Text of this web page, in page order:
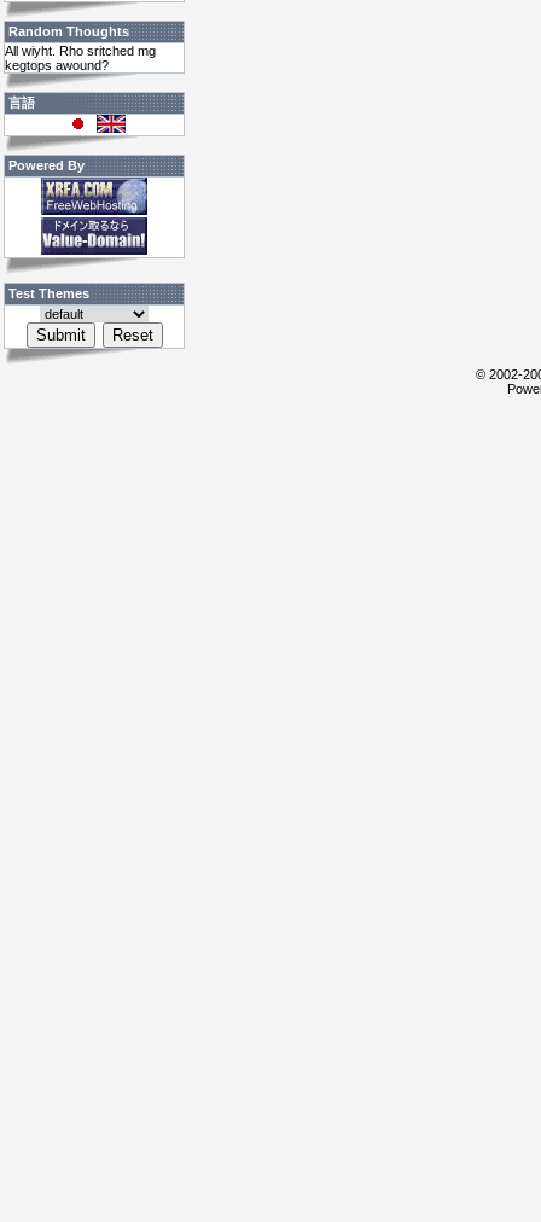
Random Thoughts
All wiyht. Rho sritched mg
kegtops awound?
言語
Powered By
Test Themes
© 2002-